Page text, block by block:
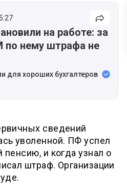
на работе: за
по нему штрафа не
для хороших бухгалтеров
сведений
уволенной. ПФ успел
пенсию, и когда узнал о
штраф. Организации